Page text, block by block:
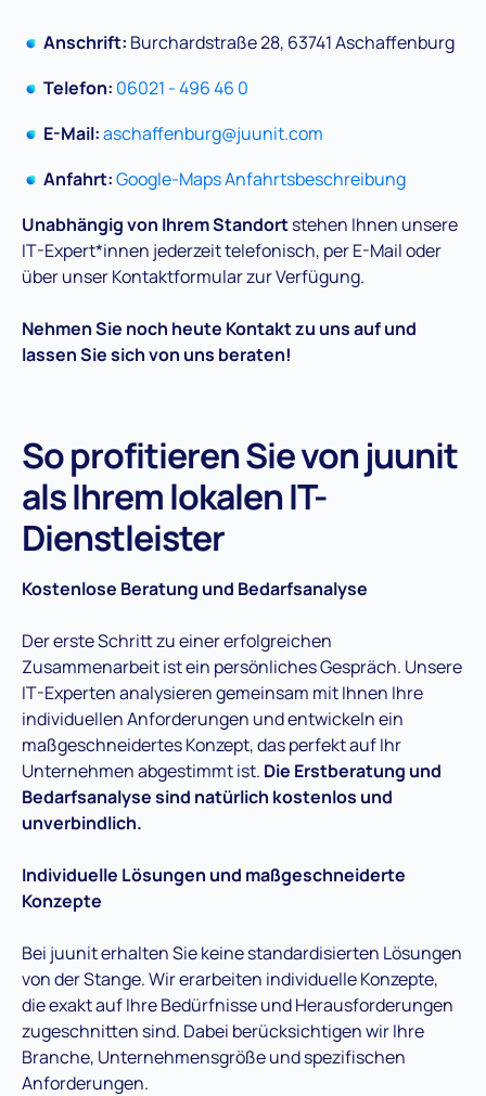
Anschrift: Burchardstraße 28, 63741 Aschaffenburg
Telefon: 06021 - 496 46 0
E-Mail:aschaffenburg@juunit.com
Anfahrt:Google-Maps Anfahrtsbeschreibung
Unabhängig von Ihrem Standortstehen Ihnen unsere
IT-Expert*innen jederzeit telefonisch, per E-Mail oder
über unser Kontaktformular zur Verfügung.
Nehmen Sie noch heute Kontakt zu uns auf und
lassen Sie sich von uns beraten!
So profitieren Sie von juunit
als Ihrem lokalen IT-
Dienstleister
Kostenlose Beratung und Bedarfsanalyse
Der erste Schritt zu einer erfolgreichen
Zusammenarbeit ist ein persönliches Gespräch. Unsere
IT-Experten analysieren gemeinsam mit Ihnen Ihre
individuellen Anforderungen und entwickeln ein
maßgeschneidertes Konzept, das perfekt auf Ihr
Unternehmen abgestimmt ist. Die Erstberatung und
Bedarfsanalyse sind natürlich kostenlos und
unverbindlich.
Individuelle Lösungen und maßgeschneiderte
Konzepte
Bei juunit erhalten Sie keine standardisierten Lösungen
von der Stange. Wir erarbeiten individuelle Konzepte,
die exakt auf Ihre Bedürfnisse und Herausforderungen
zugeschnitten sind. Dabei berücksichtigen wir Ihre
Branche, Unternehmensgröße und spezifischen
Anforderungen.